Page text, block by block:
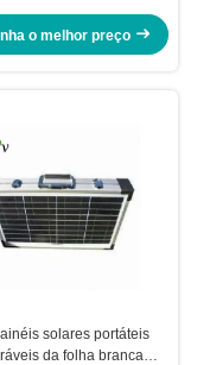
o melhor preço
solares portáteis
da folha branca